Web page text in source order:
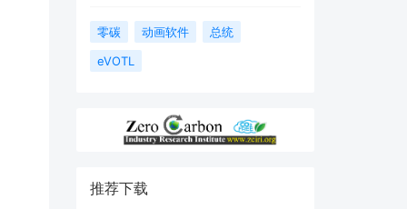
零碳 动画软件
总统
eVOTL
推荐下载